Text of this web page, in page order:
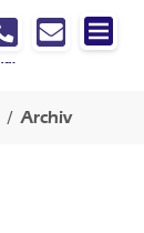
denkt !
Archiv